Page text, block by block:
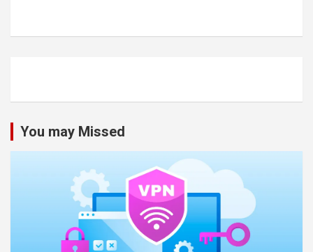
You may Missed